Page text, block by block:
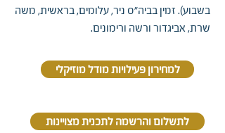
בשבוע). זמין בביה"ס ניר, עלומים, בראשית, משה
שרת, אביגדור ורשה ורימונים.
למחירון פעילויות מודל מוזיקלי
לתשלום והרשמה לתכנית מצויינות